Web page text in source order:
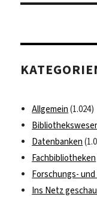
Allgemein (1.024)
Datenbanken
Fachbibliotheken
Forschungs-
Ins Netz